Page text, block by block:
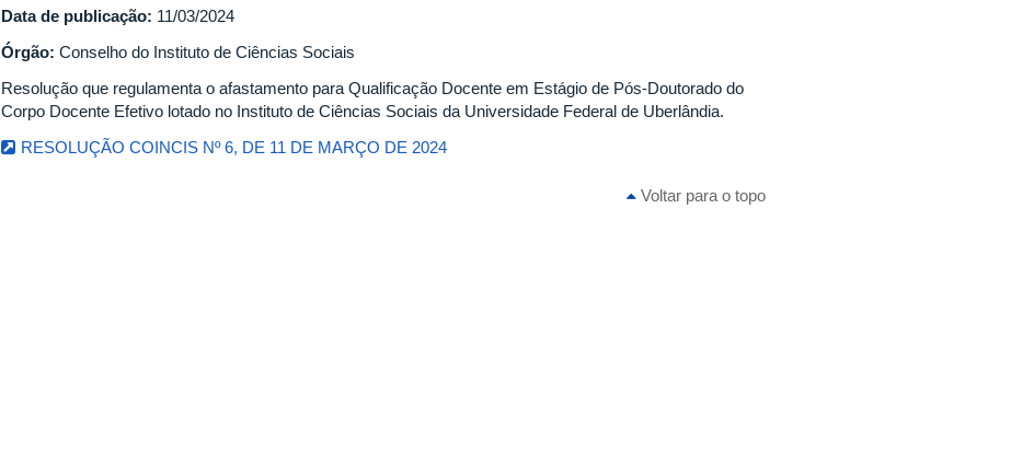
Data de publicação: 11/03/2024
Órgão: Conselho do Instituto de Ciências Sociais
Resolução que regulamenta o afastamento para Qualificação Docente em Estágio de Pós-Doutorado do
Corpo Docente Efetivo lotado no Instituto de Ciências Sociais da Universidade Federal de Uberlândia.
RESOLUÇÃO COINCIS Nº 6, DE 11 DE MARÇO DE 2024
Voltar para o topo